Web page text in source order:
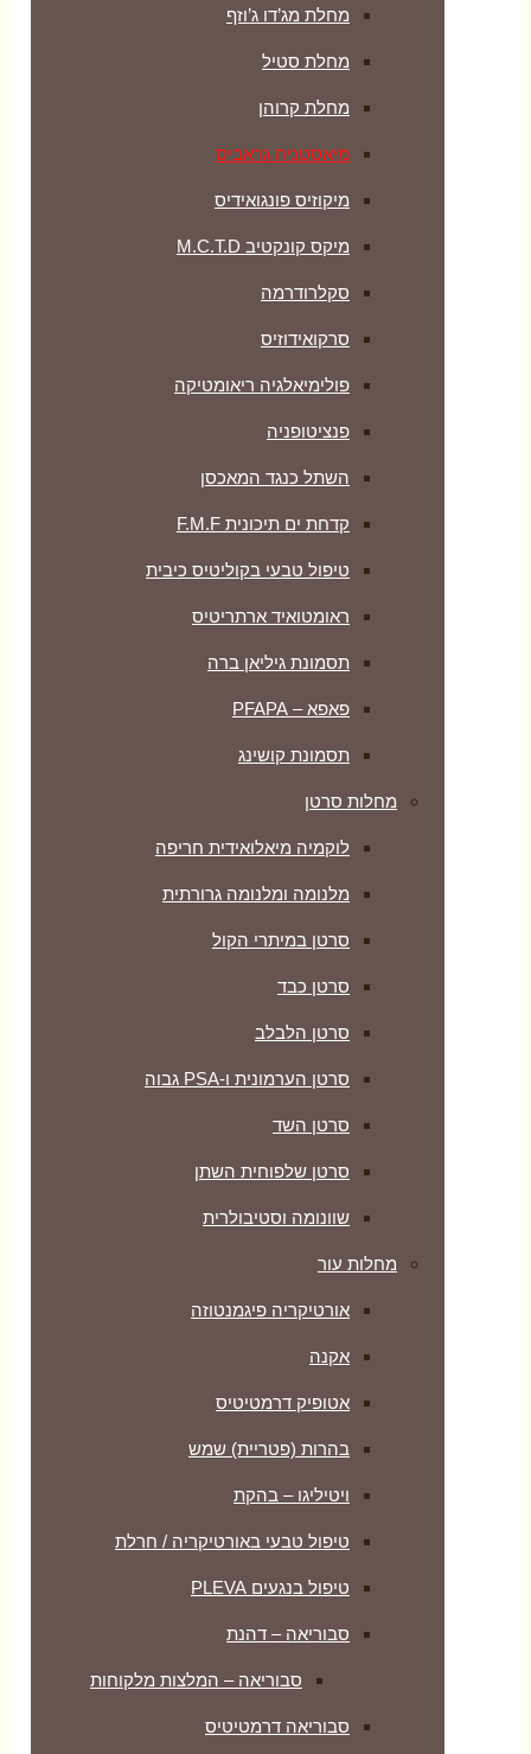
מחלת מג’דו ג’וזף
מחלת סטיל
מחלת קרוהן
מיאסטניה גראביס
מיקוזיס פונגואידיס
מיקס קונקטיב M.C.T.D
סקלרודרמה
סרקואידוזיס
פולימיאלגיה ריאומטיקה
‏פנציטופניה
השתל כנגד המאכסן
קדחת ים תיכונית F.M.F
טיפול טבעי בקוליטיס כיבית
ראומטואיד ארתריטיס
תסמונת גיליאן ברה
פאפא – PFAPA
תסמונת קושינג
מחלות סרטן
לוקמיה מיאלואידית חריפה
מלנומה ומלנומה גרורתית
סרטן במיתרי הקול
סרטן כבד
סרטן הלבלב
סרטן הערמונית ו-PSA גבוה
סרטן השד
סרטן שלפוחית השתן
שוונומה וסטיבולרית
מחלות עור
אורטיקריה פיגמנטוזה
אקנה
אטופיק דרמטיטיס
בהרות (פטריית) שמש
ויטיליגו – בהקת
טיפול טבעי באורטיקריה / חרלת
טיפול בנגעים PLEVA
סבוריאה – דהנת
סבוריאה – המלצות מלקוחות
סבוריאה דרמטיטיס